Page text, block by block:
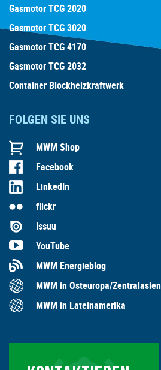
Gasmotor TCG 2020
Gasmotor TCG 3020
Gasmotor TCG 4170
Gasmotor TCG 2032
Container Blockheizkraftwerk
FOLGEN SIE UNS
MWM Shop
Facebook
LinkedIn
flickr
Issuu
YouTube
MWM Energieblog
MWM in Osteuropa/Zentralasien
MWM in Lateinamerika